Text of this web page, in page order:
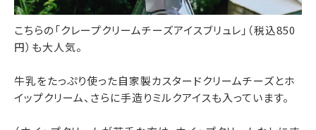
こちらの「クレープクリームチーズアイスブリュレ」（税込850
円）も大人気。
牛乳をたっぷり使った自家製カスタードクリームチーズとホ
イップクリーム、さらに手造りミルクアイスも入っています。